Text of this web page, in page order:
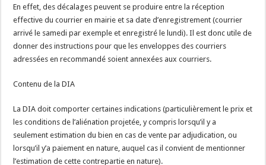
En effet, des décalages peuvent se produire entre la réception
effective du courrier en mairie et sa date d’enregistrement (courrier
arrivé le samedi par exemple et enregistré le lundi). Il est donc utile de
donner des instructions pour que les enveloppes des courriers
adressées en recommandé soient annexées aux courriers.
Contenu de la DIA
La DIA doit comporter certaines indications (particulièrement le prix et
les conditions de l’aliénation projetée, y compris lorsqu’il y a
seulement estimation du bien en cas de vente par adjudication, ou
lorsqu’il y’a paiement en nature, auquel cas il convient de mentionner
l’estimation de cette contrepartie en nature).